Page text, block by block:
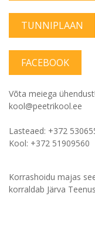
TUNNIPLAAN
FACEBOOK
Võta meiega ühendust!
kool@peetrikool.ee
Lasteaed: +372
Kool: +372 51909560
Korrashoidu majas
korraldab Järva